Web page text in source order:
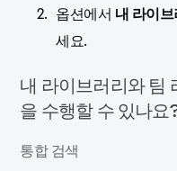
옵션에서 내 라이
세요.
내 라이브러리와 팀
을 수행할 수 있나요
통합 검색